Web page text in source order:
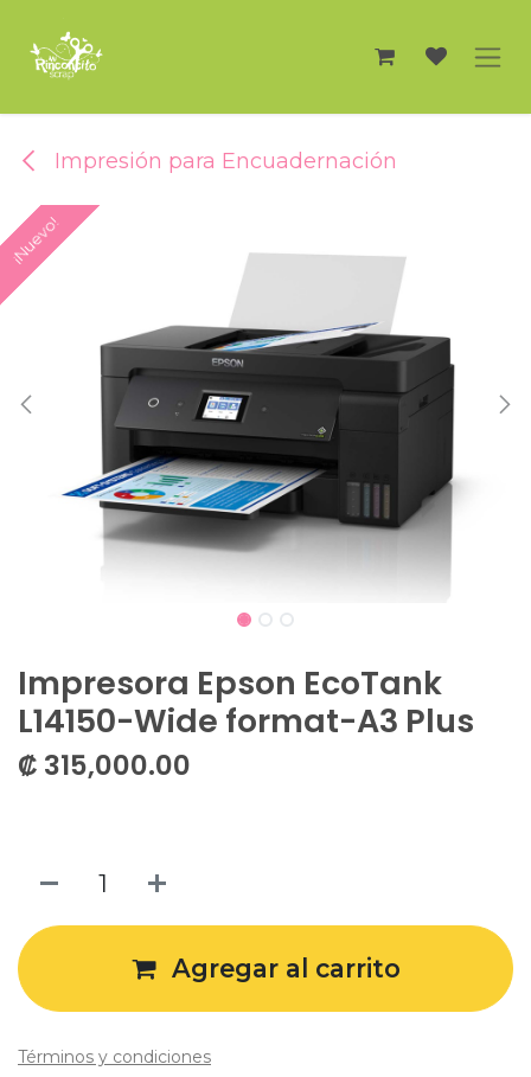
Impresión para Encuadernación
¡Nuevo!
¡Nuevo!
Impresora Epson EcoTank
L14150-Wide format-A3 Plus
₡ 315,000.00
Agregar al carrito
Términos y condiciones